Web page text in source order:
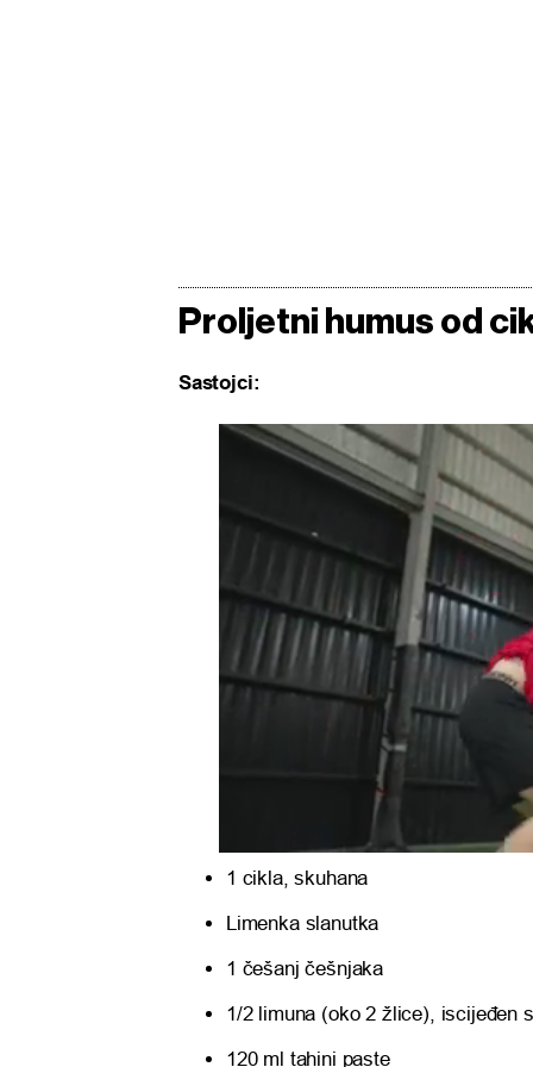
Proljetni humus od
Sastojci:
1 cikla, skuhana
Limenka slanutka
1 češanj češnjaka
1/2 limuna (oko 2 žlice), iscijeđen
120 ml tahini paste